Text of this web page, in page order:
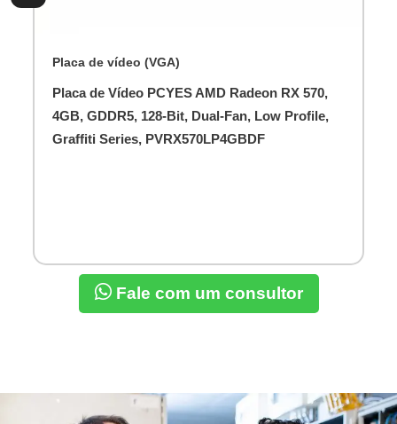
Placa de vídeo (VGA)
Placa de Vídeo PCYES AMD Radeon RX 570,
4GB, GDDR5, 128-Bit, Dual-Fan, Low Profile,
Graffiti Series, PVRX570LP4GBDF
Fale com um consultor